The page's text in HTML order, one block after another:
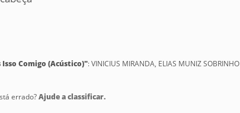
Comigo (Acústico)": VINICIUS MIRANDA, ELIAS MUNIZ SOBRINHO
errado?Ajude a classificar.